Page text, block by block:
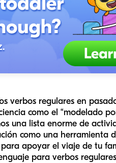
verbos regulares en
como el “modelado
una lista enorme de
como una
apoyar el viaje de tu
para verbos